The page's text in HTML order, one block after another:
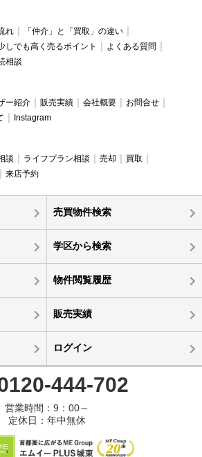
れ
「仲介」と「買取」の違い
しでも高く売るポイント
よくある質問
相談
ー紹介 販売実績 会社概要
お問合せ
Instagram
談 ライフプラン相談 売却
買取
来店予約
売買物件検索
学区から検索
物件閲覧履歴
販売実績
ログイン
444-702
営業時間：9：00～
定休日：年中無休